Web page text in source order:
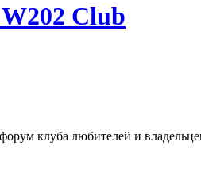
Club
клуба любителей и